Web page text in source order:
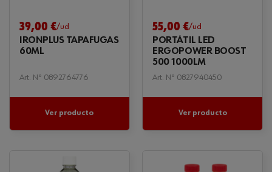
39,00 €/ud
IRONPLUS TAPAFUGAS
60ML
Art. Nº 0892764776
Ver producto
55,00 €/ud
PORTÁTIL LED
ERGOPOWER BOOST
500 1000LM
Art. Nº 0827940450
Ver producto